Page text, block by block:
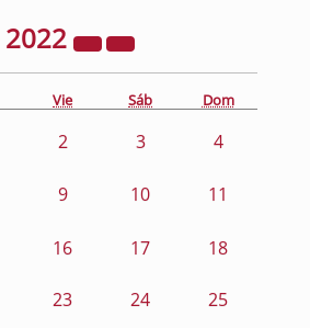
2022
Vie Sáb Dom
2 3 4
9 10 11
16 17 18
23 24 25